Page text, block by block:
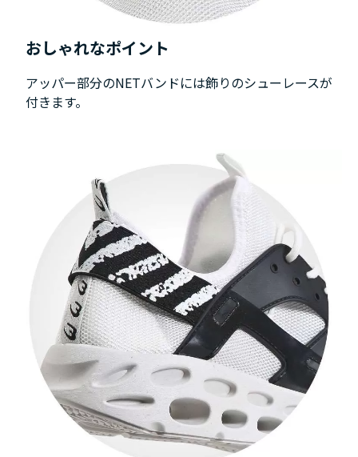
おしゃれなポイント
アッパー部分のNETバンドには飾りのシューレースが
付きます。